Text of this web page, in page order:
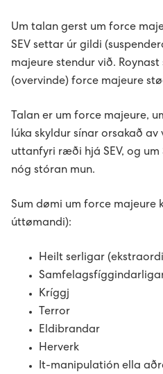
Um talan gerst um force
SEV settar úr gildi
majeure stendur við.
(overvinde) force majeure
Talan er um force majeure,
lúka skyldur sínar orsakað av
uttanfyri ræði hjá SEV, og um
nóg stóran mun.
Sum dømi um force majeure
úttømandi):
Heilt serligar
Kríggj
Terror
Eldibrandar
Herverk
It-manipulatión ella